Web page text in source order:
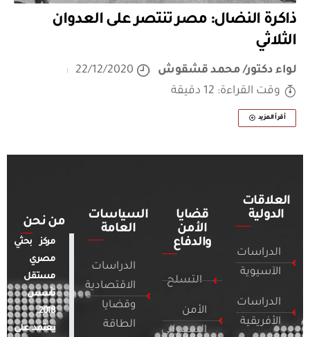
ذاكرة النضال: مصر تنتصر على العدوان
الثلاثي
لواء دكتور/ محمد قشقوش
22/12/2020
وقت القراءة: 12 دقيقة
أقرأ المزيد
العلاقات
الدولية
الدراسات
الآسيوية
الدراسات
الأفريقية
قضايا
الأمن
والدفاع
التسلح
الأمن
السيبراني
السياسات
العامة
الدراسات
الاقتصادية
وقضايا
الطاقة
من نحن
مركز بحثي
مصري
مستقل
تأسس
2018.
يعتمد على